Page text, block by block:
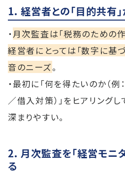
1. 経営者との「目的共有
・ 月次監査は「税務のための
経営者にとっては「数字に基
音のニーズ。
・最初に「何を得たいのか（
／借入対策）」をヒアリング
深まりやすい。
2. 月次監査を「経営モニ
る